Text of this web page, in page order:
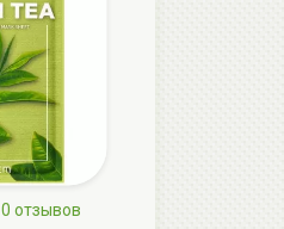
0 отзывов